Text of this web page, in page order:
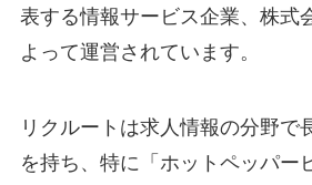
表する情報サービス企業、株式
よって運営されています。
リクルートは求人情報の分野で
を持ち、特に「ホットペッパー